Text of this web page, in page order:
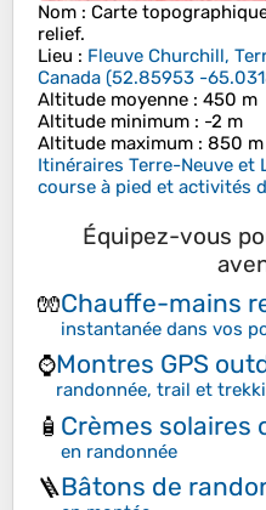
Nom : Carte
relief.
Lieu : Fleuve Churchill,
Canada (52.85953 -
Altitude moyenne : 450 m
Altitude minimum : -2 m
Altitude maximum : 850 m
Itinéraires Terre-Neuve et
course à pied et activités
Équipez-vous
🧤Chauffe-mains
instantanée dans vos
⌚Montres GPS
randonnée, trail et
🧴 Crèmes solaires
en randonnée
🪜Bâtons de